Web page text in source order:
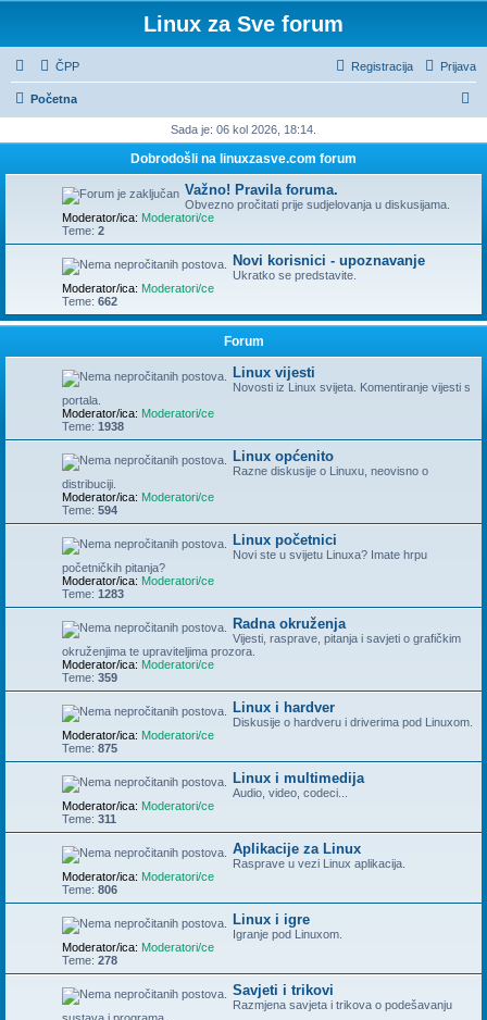
Linux za Sve forum
ČPP Prijava
Registracija
Početna
t
Sada je: 06 kol 2026, 18:14.
Dobrodošli na linuxzasve.com forum
Važno! Pravila foruma.
Obvezno pročitati prije sudjelovanja u diskusijama.
Moderator/ica: Moderatori/ce
Teme: 2
Novi korisnici - upoznavanje
Ukratko se predstavite.
Moderator/ica: Moderatori/ce
Teme: 662
Forum
Linux vijesti
Novosti iz Linux svijeta. Komentiranje vijesti s
portala.
Moderator/ica: Moderatori/ce
Teme: 1938
Linux općenito
Razne diskusije o Linuxu, neovisno o
distribuciji.
Moderator/ica: Moderatori/ce
Teme: 594
Linux početnici
Novi ste u svijetu Linuxa? Imate hrpu
početničkih pitanja?
Moderator/ica: Moderatori/ce
Teme: 1283
Radna okruženja
Vijesti, rasprave, pitanja i savjeti o grafičkim
okruženjima te upraviteljima prozora.
Moderator/ica: Moderatori/ce
Teme: 359
Linux i hardver
Diskusije o hardveru i driverima pod Linuxom.
Moderator/ica: Moderatori/ce
Teme: 875
Linux i multimedija
Audio, video, codeci...
Moderator/ica: Moderatori/ce
Teme: 311
Aplikacije za Linux
Rasprave u vezi Linux aplikacija.
Moderator/ica: Moderatori/ce
Teme: 806
Linux i igre
Igranje pod Linuxom.
Moderator/ica: Moderatori/ce
Teme: 278
Savjeti i trikovi
Razmjena savjeta i trikova o podešavanju